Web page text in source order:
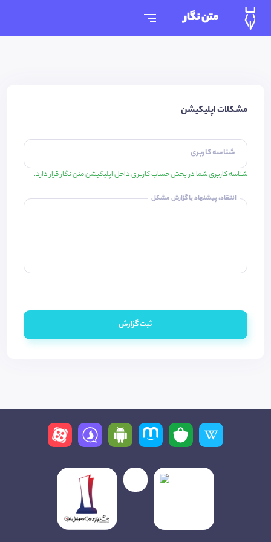
متن نگار
مشکلات اپلیکیشن
شناسه کاربری
شناسه کاربری شما در بخش حساب کاربری داخل اپلیکیشن متن نگار قرار دارد.
انتقاد، پیشنهاد یا گزارش مشکل
ثبت گزارش